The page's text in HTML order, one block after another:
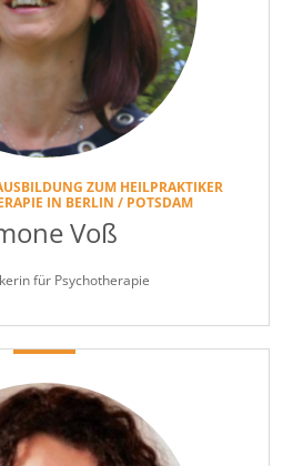
ZUM HEILPRAKTIKER
IN BERLIN / POTSDAM
Voß
für Psychotherapie